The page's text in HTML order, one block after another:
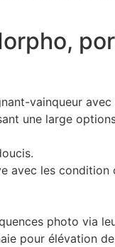
vainqueur avec
une large
avec les
photo via
pour élévation